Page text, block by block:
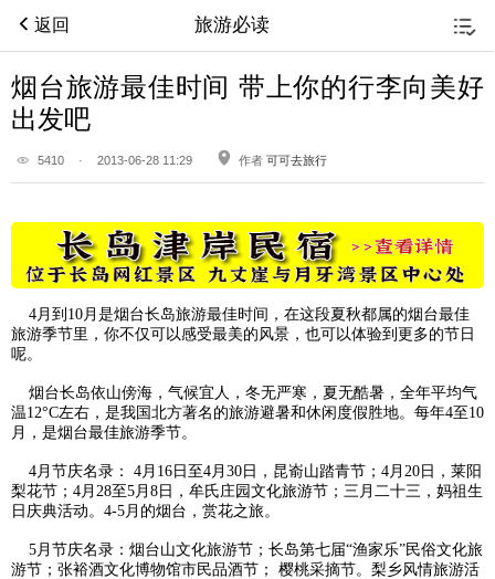
返回 旅游必读
烟台旅游最佳时间 带上你的行李向美好
出发吧
5410 · 2013-06-28 11:29 作者 可可去旅行
4月到10月是烟台长岛旅游最佳时间，在这段夏秋都属的烟台最佳
旅游季节里，你不仅可以感受最美的风景，也可以体验到更多的节日
呢。
烟台长岛依山傍海，气候宜人，冬无严寒，夏无酷暑，全年平均气
温12°C左右，是我国北方著名的旅游避暑和休闲度假胜地。每年4至10
月，是烟台最佳旅游季节。
4月节庆名录： 4月16日至4月30日，昆嵛山踏青节；4月20日，莱阳
梨花节；4月28至5月8日，牟氏庄园文化旅游节；三月二十三，妈祖生
日庆典活动。4-5月的烟台，赏花之旅。
5月节庆名录：烟台山文化旅游节；长岛第七届“渔家乐”民俗文化旅
游节；张裕酒文化博物馆市民品酒节； 樱桃采摘节。梨乡风情旅游活